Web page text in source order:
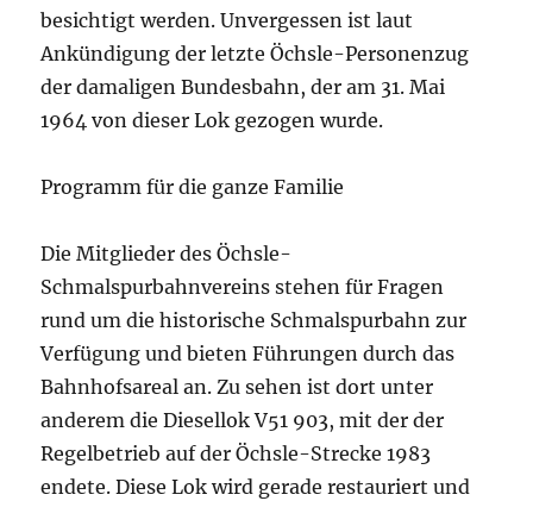
besichtigt werden. Unvergessen ist laut
Ankündigung der letzte Öchsle-Personenzug
der damaligen Bundesbahn, der am 31. Mai
1964 von dieser Lok gezogen wurde.
Programm für die ganze Familie
Die Mitglieder des Öchsle-
Schmalspurbahnvereins stehen für Fragen
rund um die historische Schmalspurbahn zur
Verfügung und bieten Führungen durch das
Bahnhofsareal an. Zu sehen ist dort unter
anderem die Diesellok V51 903, mit der der
Regelbetrieb auf der Öchsle-Strecke 1983
endete. Diese Lok wird gerade restauriert und